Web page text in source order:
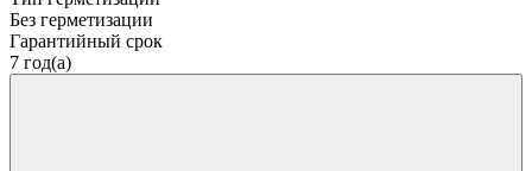
Без герметизации
Гарантийный срок
7 год(а)